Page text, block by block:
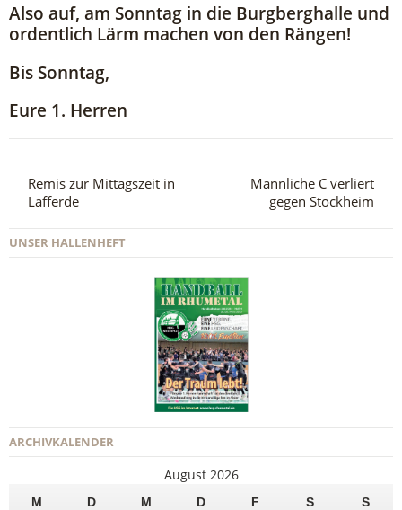
Also auf, am Sonntag in die Burgberghalle und
ordentlich Lärm machen von den Rängen!
Bis Sonntag,
Eure 1. Herren
Remis zur Mittagszeit in
Lafferde
Männliche C verliert
gegen Stöckheim
UNSER HALLENHEFT
ARCHIVKALENDER
August 2026
M D M D F S
S